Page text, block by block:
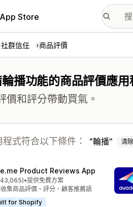
Store
社群信任 商品評價
播功能的商品評價應
價和評分帶動買氣。
式符合以下條件： 輪播 清除
Product Reviews App
5 顆星
則評價
•提供免費方案
集商品評價、評分、顧客推薦語
for Shopify